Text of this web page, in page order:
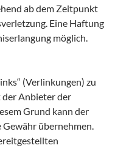
ab dem Zeitpunkt
Eine Haftung
möglich.
(Verlinkungen) zu
der Anbieter der
Grund kann der
übernehmen.